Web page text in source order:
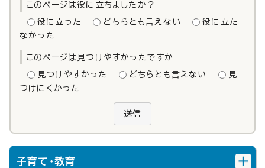
このページは役に立ちましたか？
役に立った どちらとも言えない
役に立た
なかった
このページは見つけやすかったですか
見つけやすかった どちらとも言えない
見
つけにくかった
送信
子育て・教育